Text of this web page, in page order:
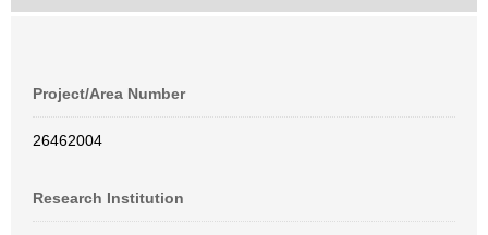
Project/Area Number
26462004
Research Institution